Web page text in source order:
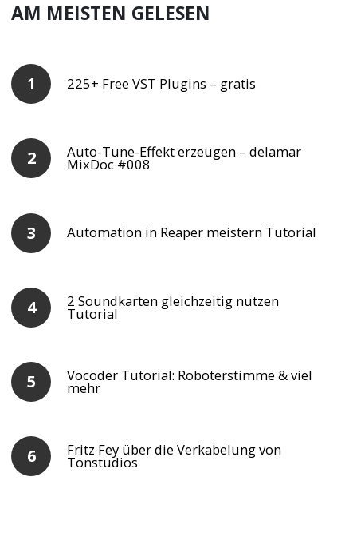
AM MEISTEN GELESEN
225+ Free VST Plugins – gratis
Auto-Tune-Effekt erzeugen – delamar
MixDoc #008
Automation in Reaper meistern Tutorial
2 Soundkarten gleichzeitig nutzen
Tutorial
Vocoder Tutorial: Roboterstimme & viel
mehr
Fritz Fey über die Verkabelung von
Tonstudios